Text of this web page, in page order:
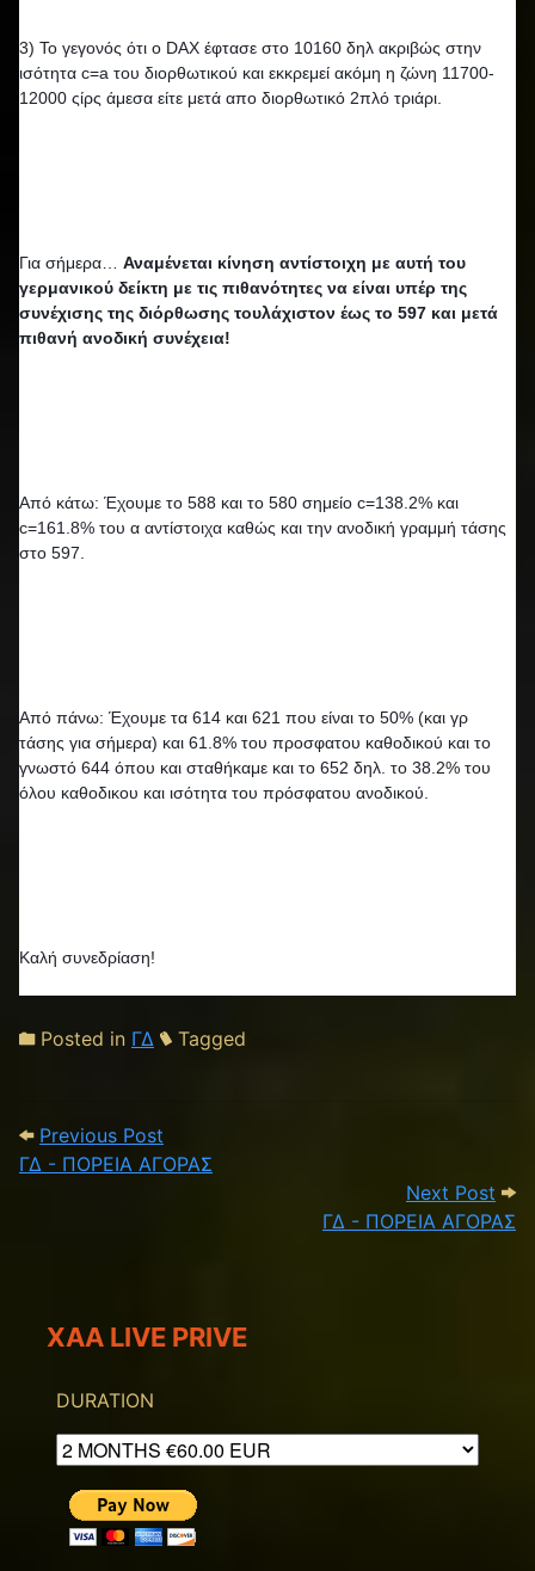
3) Το γεγονός ότι ο DAX έφτασε στο 10160 δηλ ακριβώς στην
ισότητα c=a του διορθωτικού και εκκρεμεί ακόμη η ζώνη 11700-
12000 ςίρς άμεσα είτε μετά απο διορθωτικό 2πλό τριάρι.
Για σήμερα… Αναμένεται κίνηση αντίστοιχη με αυτή του
γερμανικού δείκτη με τις πιθανότητες να είναι υπέρ της
συνέχισης της διόρθωσης τουλάχιστον έως το 597 και μετά
πιθανή ανοδική συνέχεια!
Από κάτω: Έχουμε το 588 και το 580 σημείο c=138.2% και
c=161.8% του α αντίστοιχα καθώς και την ανοδική γραμμή τάσης
στο 597.
Από πάνω: Έχουμε τα 614 και 621 που είναι το 50% (και γρ
τάσης για σήμερα) και 61.8% του προσφατου καθοδικού και το
γνωστό 644 όπου και σταθήκαμε και το 652 δηλ. το 38.2% του
όλου καθοδικου και ισότητα του πρόσφατου ανοδικού.
Καλή συνεδρίαση!
Posted in ΓΔ Tagged
Post navigation
Previous Post
ΓΔ - ΠΟΡΕΙΑ ΑΓΟΡΑΣ
Next Post
ΓΔ - ΠΟΡΕΙΑ ΑΓΟΡΑΣ
XAA LIVE PRIVE
DURATION